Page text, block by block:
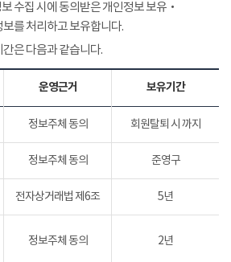
수집 시에 동의받은 개인정보 보유‧
를 처리하고 보유합니다.
은 다음과 같습니다.
운영근거 보유기간
정보주체 동의 회원탈퇴 시 까지
정보주체 동의 준영구
전자상거래법 제6조 5년
정보주체 동의 2년